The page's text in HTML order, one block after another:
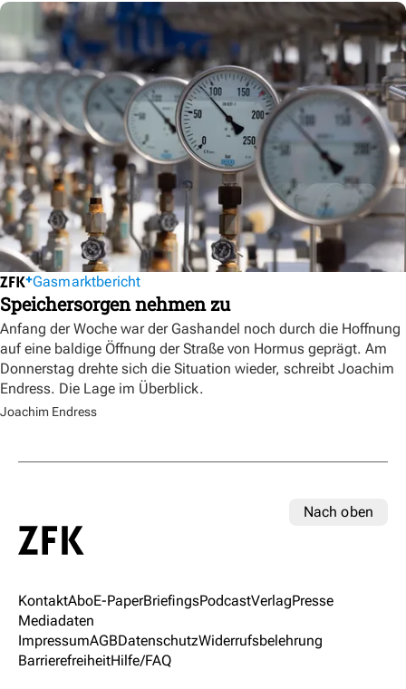
Gasmarktbericht
Speichersorgen nehmen zu
Anfang der Woche war der Gashandel noch durch die Hoffnung
auf eine baldige Öffnung der Straße von Hormus geprägt. Am
Donnerstag drehte sich die Situation wieder, schreibt Joachim
Endress. Die Lage im Überblick.
Joachim Endress
Nach oben
KontaktAboE-PaperBriefingsPodcastVerlagPresse
Mediadaten
ImpressumAGBDatenschutzWiderrufsbelehrung
BarrierefreiheitHilfe/FAQ